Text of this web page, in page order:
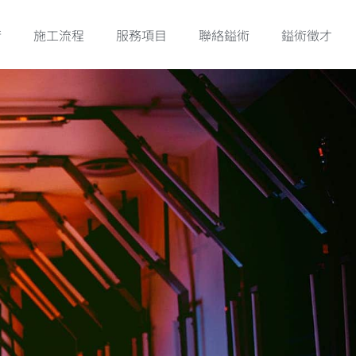
施工流程 服務項目 聯絡鎰術 鎰術徵才